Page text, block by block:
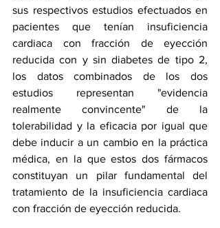
sus respectivos estudios efectuados en
pacientes que tenían insuficiencia
cardiaca con fracción de eyección
reducida con y sin diabetes de tipo 2,
los datos combinados de los dos
estudios representan "evidencia
realmente convincente" de la
tolerabilidad y la eficacia por igual que
debe inducir a un cambio en la práctica
médica, en la que estos dos fármacos
constituyan un pilar fundamental del
tratamiento de la insuficiencia cardiaca
con fracción de eyección reducida.